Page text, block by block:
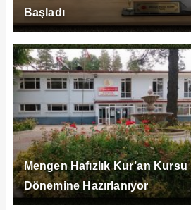
Başladı
Mengen Hafızlık Kur’an
Dönemine Hazırlanıyor